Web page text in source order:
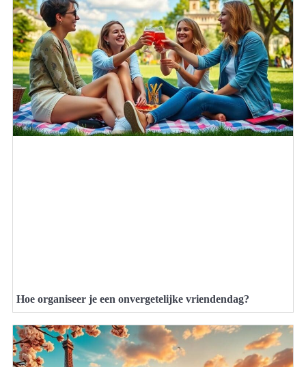
Hoe organiseer je een onvergetelijke vriendendag?